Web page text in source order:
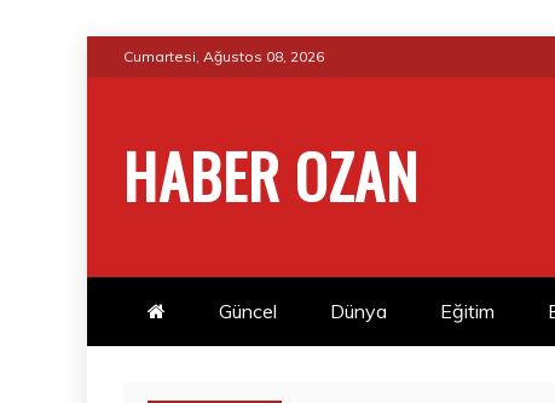
to
Cumartesi, Ağustos 08, 2026
HABER OZAN
Güncel Dünya Eğitim